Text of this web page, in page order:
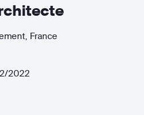
France
2022